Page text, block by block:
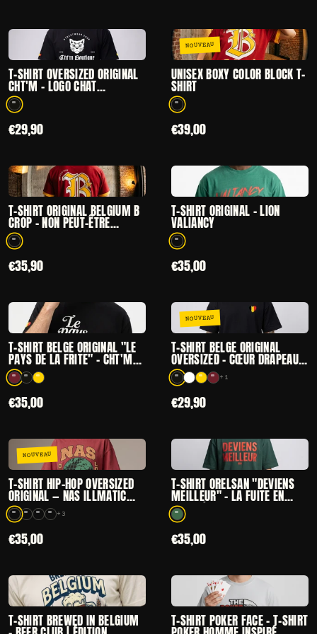
CHOISIR
— T-SHIRT OVERSIZED ORIGINAL CHT'M – LOGO CHAT
T-SHIRT OVERSIZED ORIGINAL
CHT'M – LOGO CHAT
STREETWEAR BELGE NOIR
1 coloris disponibles
€29,90
NOUVEAU CHOISIR
— UNISEX BOXY
UNISEX BOXY COLOR BLOCK T-
SHIRT
1 coloris disponibles
€39,00
CHOISIR
— T-SHIRT ORIGINAL BELGIUM B CROP – NON PEUT-
T-SHIRT ORIGINAL BELGIUM B
CROP – NON PEUT-ÊTRE
EDITION
1 coloris disponibles
€35,90
CHOISIR
— T-SHIRT
T-SHIRT ORIGINAL - LION
VALIANCY
1 coloris disponibles
€35,00
CHOISIR
— T-SHIRT BELGE ORIGINAL "LE PAYS DE LA FRITE"
T-SHIRT BELGE ORIGINAL "LE
PAYS DE LA FRITE" – CHT'M
BOUTIQUE
3 coloris disponibles
€35,00
NOUVEAU
— T-SHIRT
T-SHIRT BELGE ORIGINAL
OVERSIZED – CŒUR DRAPEAU
BELGIQUE · HEAVY 400G
UNISEXE +1
5 coloris disponibles
€29,90
NOUVEAU CHOISIR
— T-SHIRT HIP-HOP OVERSIZED ORIGINAL — NAS
T-SHIRT HIP-HOP OVERSIZED
ORIGINAL — NAS ILLMATIC
ONE LOVE +3
7 coloris disponibles
€35,00
CHOISIR
— T-SHIRT
T-SHIRT ORELSAN "DEVIENS
MEILLEUR" – LA FUITE EN
AVANT | OVERSIZED
STREETWEAR UNISEXE
1 coloris disponibles
€35,00
CHOISIR
— T-SHIRT BREWED IN BELGIUM – BEER CLUB |
T-SHIRT BREWED IN BELGIUM
CHOISIR
— T-SHIRT
T-SHIRT POKER FACE – T-SHIRT